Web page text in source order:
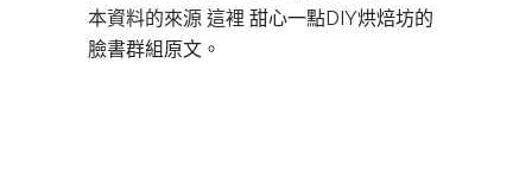
本資料的來源 這裡 甜心一點DIY烘焙坊的
臉書群組原文。